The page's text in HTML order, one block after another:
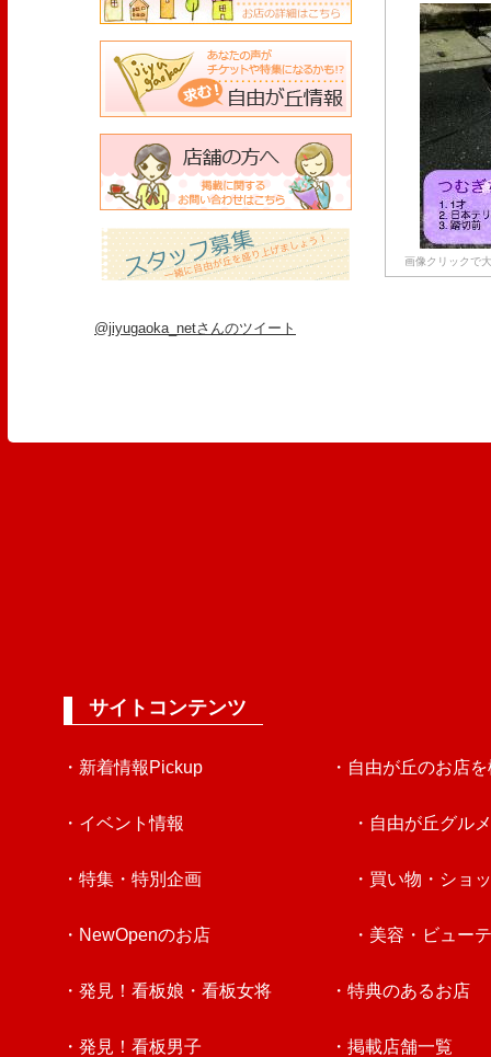
画像クリックで
@jiyugaoka_netさんのツイート
サイトコンテンツ
・新着情報Pickup
・イベント情報
・特集・特別企画
・NewOpenのお店
・発見！看板娘・看板女将
・発見！看板男子
・自由が丘のお店
・自由が丘グルメ
・買い物・ショ
・美容・ビュー
・特典のあるお店
・掲載店舗一覧